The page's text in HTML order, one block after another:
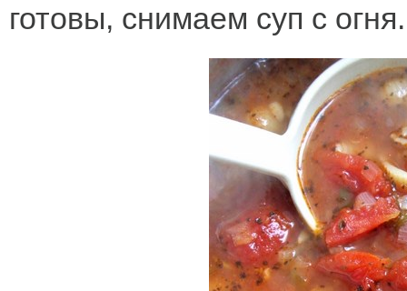
готовы, снимаем суп с огня.